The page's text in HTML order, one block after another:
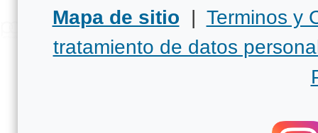
Mapa de sitio | Terminos y
tratamiento de datos